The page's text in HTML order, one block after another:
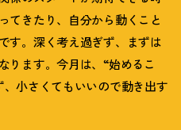
てきたり、自分から動くこと
す。深く考え過ぎず、まずは
ります。今月は、“始めるこ
小さくてもいいので動き出す